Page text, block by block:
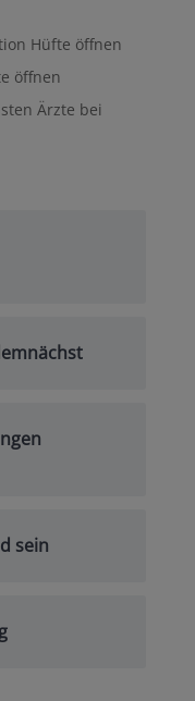
Hüfte öffnen
öffnen
Ärzte bei
sein